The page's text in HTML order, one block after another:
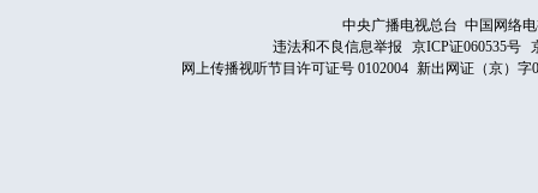
中央广播电视总台 中国网络
违法和不良信息举报
京ICP证060535号
网上传播视听节目许可证号 0102004 新出网证（京）